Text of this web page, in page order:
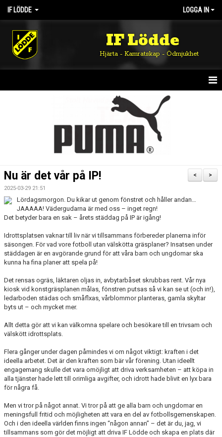
IF LÖDDE LOGGA IN
IF Lödde
Hjärta - Kamratskap - Ödmjukhet
MATCHER
DOKUMENT
MEDLEMSFÖRMÅNER
>
<
Nu är det vår på IP!
2025-03-29 21:51
Lördagsmorgon. Du kikar ut genom fönstret och håller andan…
JAAAAA! Vädergudarna är med oss – inget regn!
Det betyder bara en sak – årets städdag på IP är igång!
Idrottsplatsen vaknar till liv när vi tillsammans förbereder planerna inför
säsongen. För vad vore fotboll utan välskötta gräsplaner? Insatsen under
städdagen är en avgörande grund för att våra barn och ungdomar ska
kunna ha fina planer att spela på!
Det rensas ogräs, läktaren oljas in, avbytarbåset skrubbas rent. Vår nya
kiosk vid konstgräsplanen målas, fönstren putsas så vi kan se ut (och in!),
ledarboden städas och småflxas, vårblommor planteras, gamla skyltar
byts ut – och mycket mer.
Allt detta gör att vi kan välkomna spelare och besökare till en trivsam och
välskött idrottsplats.
Flera gånger under dagen påmindes vi om något viktigt: kraften i det
ideella arbetet. Det är den kraften som bär vår förening. Utan ideellt
engagemang skulle det vara omöjligt att driva verksamheten – att köpa in
alla tjänster hade lett till orimliga avgifter, och idrott hade blivit en lyx bara
för några få.
Men vi tror på något annat. Vi tror på att ge alla barn och ungdomaren
meningsfull fritid och möjligheten att vara en del av fotbollsgemenskapen.
Och i den ideella världen finns ingen “någon annan” – det är du, jag, vi
tillsammans som gör det möjligt att driva IF Lödde och skapa en plats där